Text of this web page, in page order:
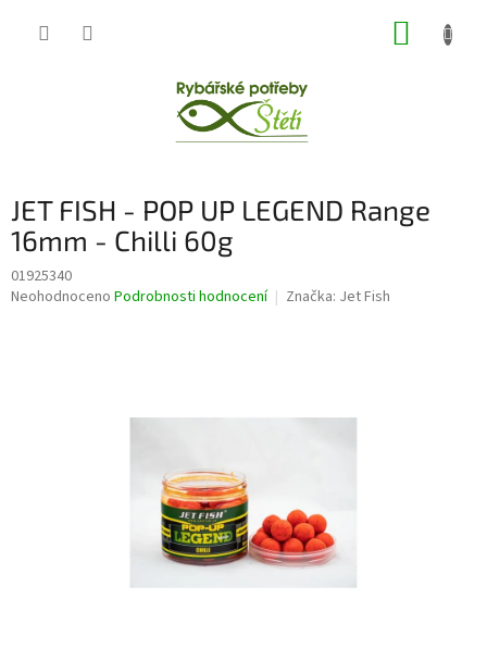
JET FISH - POP UP LEGEND Range
16mm - Chilli 60g
01925340
Průměrné
Neohodnoceno Podrobnosti hodnocení Značka: Jet Fish